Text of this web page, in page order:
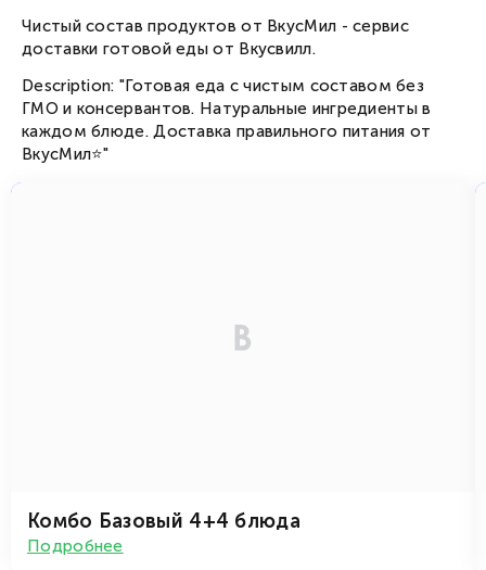
Чистый состав продуктов от ВкусМил - сервис
доставки готовой еды от Вкусвилл.
Description: "Готовая еда с чистым составом без
ГМО и консервантов. Натуральные ингредиенты в
каждом блюде. Доставка правильного питания от
ВкусМил⭐"
Комбо Базовый 4+4 блюда
Подробнее